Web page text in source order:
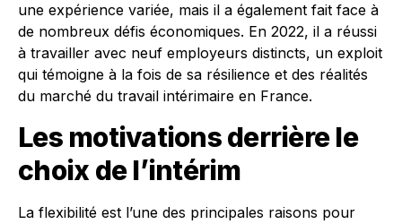
une expérience variée, mais il a également fait face à
de nombreux défis économiques. En 2022, il a réussi
à travailler avec neuf employeurs distincts, un exploit
qui témoigne à la fois de sa résilience et des réalités
du marché du travail intérimaire en France.
Les motivations derrière le
choix de l’intérim
La flexibilité est l’une des principales raisons pour